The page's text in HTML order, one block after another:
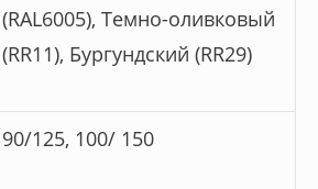
(RAL6005), Темно-оливковый
(RR11), Бургундский (RR29)
90/125, 100/ 150